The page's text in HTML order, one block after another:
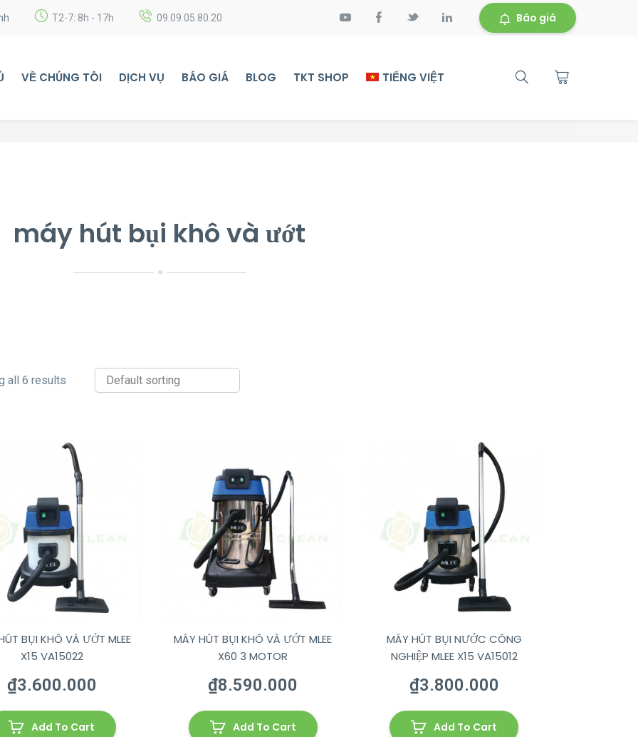
T2-7: 8h - 17h 09.09.05.80.20 Báo giá
VỀ CHÚNG TÔI DỊCH VỤ BÁO GIÁ BLOG TKT SHOP TIẾNG VIỆT
máy hút bụi khô và ướt
all 6 results
BỤI KHÔ VÀ ƯỚT MLEE
X15 VA15022
₫3.600.000
Add To Cart
MÁY HÚT BỤI KHÔ VÀ ƯỚT MLEE
X60 3 MOTOR
₫8.590.000
Add To Cart
MÁY HÚT BỤI NƯỚC CÔNG
NGHIỆP MLEE X15 VA15012
₫3.800.000
Add To Cart